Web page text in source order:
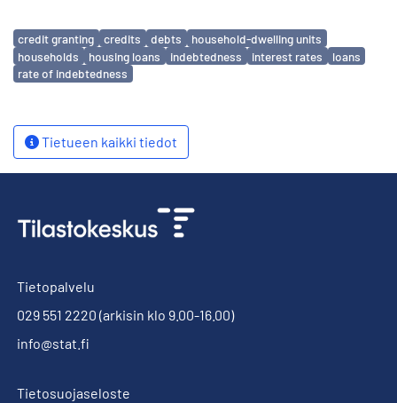
Avainsanat
credit granting credits debts
household-dwelling units
households
housing loans indebtedness interest rates
loans
rate of indebtedness
Tietueen kaikki tiedot
Tietopalvelu
029 551 2220 (arkisin klo 9.00-16.00)
info@stat.fi
Tietosuojaseloste